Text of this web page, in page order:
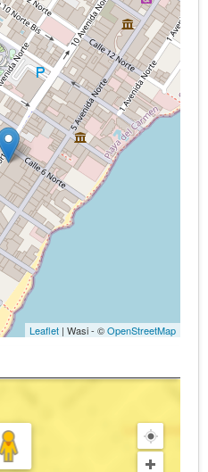
Leaflet | Wasi - ©OpenStreetMap